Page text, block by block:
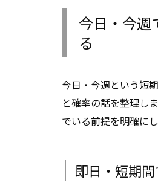
今日・今週
る
今日・今週という短
と確率の話を整理し
でいる前提を明確にし
即日・短期